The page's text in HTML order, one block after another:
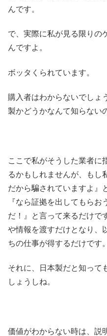
んです。
で、実際に私が見る限りの
んですよ。
ボッタくられています。
購入者はわからないでしょ
製かどうかなんて知らない
ここで私がそうした業者に
るかもしれませんが、もし
だから騙されていますよ』
『なら証拠を出してもら
だ！』と言って来るだけで
や情報を渡すだけとなり、
ちの仕事が得するだけです。
それに、日本製だと知って
しょうしね。
価値がわからない時は、説